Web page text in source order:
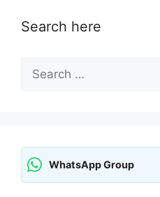
Search here
for:
WhatsApp Group